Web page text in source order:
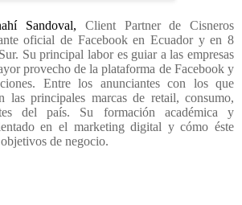
Sandoval, Client Partner de Cisneros
oficial de Facebook en Ecuador y en 8
Su principal labor es guiar a las empresas
provecho de la plataforma de Facebook y
Entre los anunciantes con los que
las principales marcas de retail, consumo,
del país. Su formación académica y
en el marketing digital y cómo éste
de negocio.